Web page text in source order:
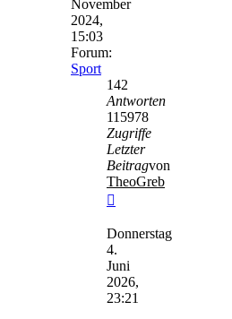
November
2024,
15:03
Forum:
Sport
142
Antworten
115978
Zugriffe
Letzter
Beitragvon
TheoGreb
Beitrag
Donnerstag
4.
Juni
2026,
23:21